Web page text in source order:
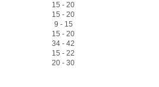
15 - 20
15 - 20
9 - 15
15 - 20
34 - 42
15 - 22
20 - 30